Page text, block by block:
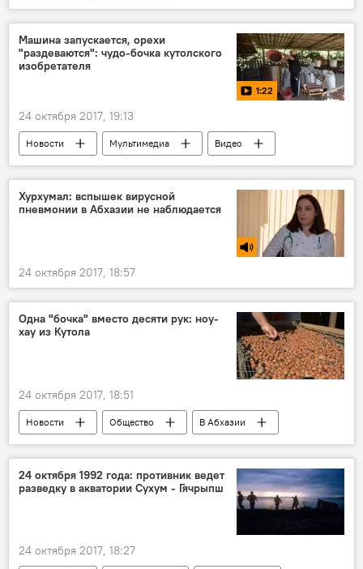
Машина запускается, орехи
"раздеваются": чудо-бочка кутолского
изобретателя
1:22
24 октября 2017, 19:13
Новости Мультимедиа
Видео
В Абхазии
Хурхумал: вспышек вирусной
пневмонии в Абхазии не наблюдается
24 октября 2017, 18:57
Одна "бочка" вместо десяти рук: ноу-
хау из Кутола
24 октября 2017, 18:51
Новости Общество В Абхазии
24 октября 1992 года: противник ведет
разведку в акватории Сухум - Гячрыпш
24 октября 2017, 18:27